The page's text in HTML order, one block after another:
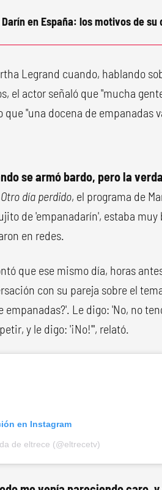
en España: los motivos de su
Legrand cuando, hablando
el actor señaló que "mucha
"una docena de empanadas
se armó bardo, pero la
Otro día perdido, el programa de
de 'empanadarín', estaba muy
en redes.
que ese mismo día, horas
con su pareja sobre el
empanadas?'. Le digo: 'No, no
y le digo: '¡No!'", relató.
en Instagram
de eltrece (@eltrecetv)